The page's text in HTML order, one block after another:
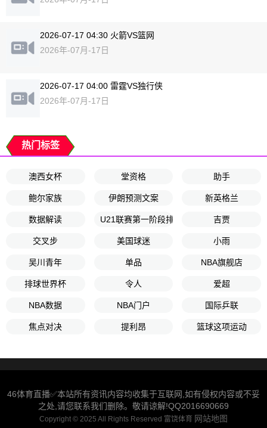
2026-07-17 04:30 火箭VS篮网
2026年-07月-17日
2026-07-17 04:00 雷霆VS独行侠
2026年-07月-17日
热门标签
澳西女杯 堂资格 助手
鲍尔家族 伊朗预测文案 新英格兰
数据解读 U21联赛第一阶段排位赛1第2轮吉贾
交叉步 美国球迷 小雨
吴川青年 单品 NBA旗舰店
排球世界杯 令人 爱超
NBA数据 NBA门户 国际乒联
焦点对决 提利昂 篮球这项运动
46体育直播✅本站所有资讯内容均收集于互联网,如有侵权内容或不妥
之处,请您联系我们删除。敬请谅解!QQ2016690669
Copyright © 2025 All Rights Reserved 富饶体育 网站地图